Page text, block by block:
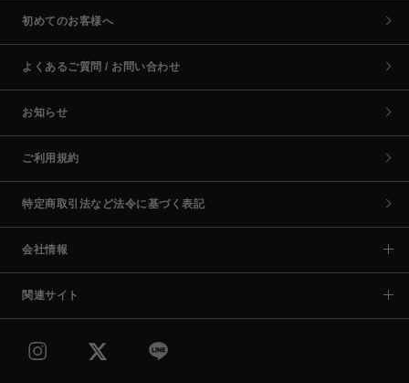
初めてのお客様へ
よくあるご質問 / お問い合わせ
お知らせ
ご利用規約
特定商取引法など法令に基づく表記
会社情報
関連サイト